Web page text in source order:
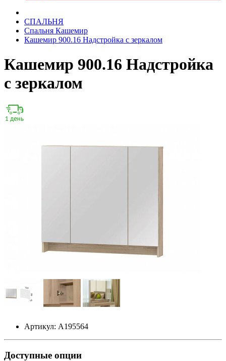
СПАЛЬНЯ
Спальня Кашемир
Кашемир 900.16 Надстройка с зеркалом
Кашемир 900.16 Надстройка
с зеркалом
Артикул: А195564
Доступные опции